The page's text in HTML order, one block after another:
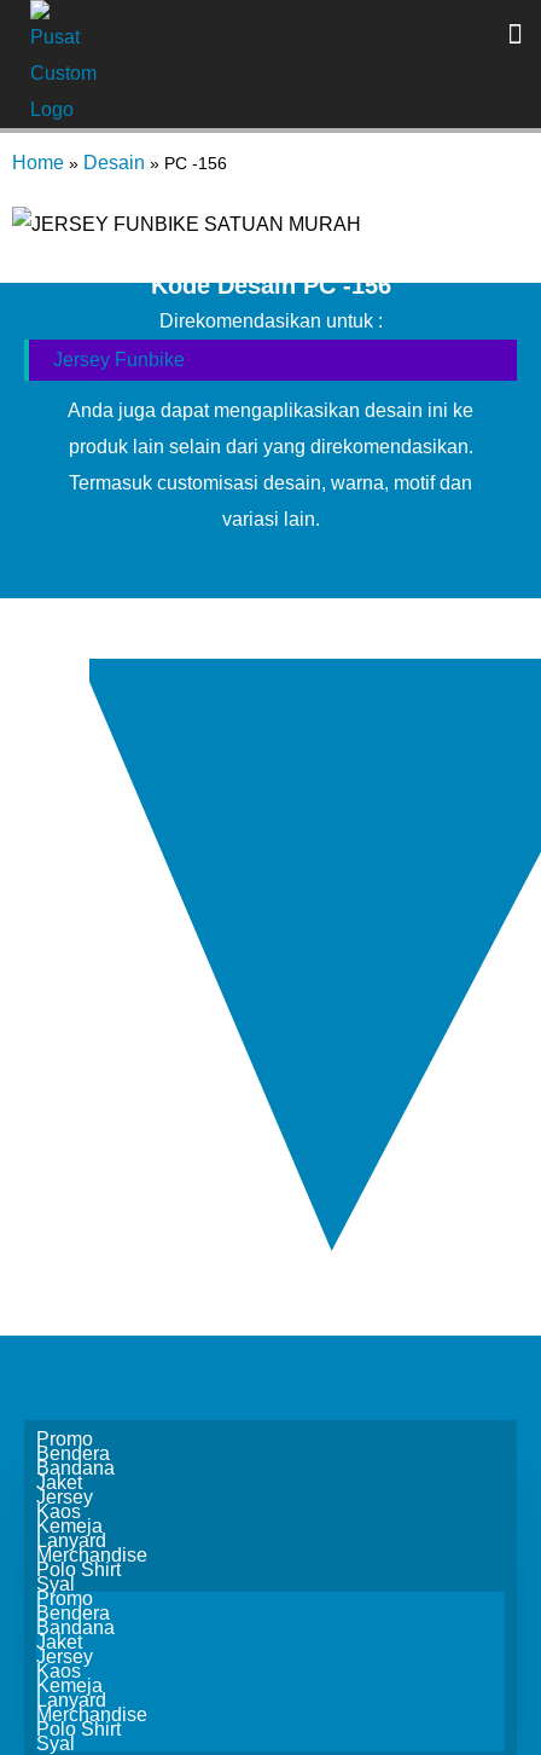
Home » Desain » PC -156
Kode Desain PC -156
Direkomendasikan untuk :
Jersey Funbike
Anda juga dapat mengaplikasikan desain ini ke
produk lain selain dari yang direkomendasikan.
Termasuk customisasi desain, warna, motif dan
variasi lain.
Promo
Bendera
Bandana
Jaket
Jersey
Kaos
Kemeja
Lanyard
Merchandise
Polo Shirt
Syal
Promo
Bendera
Bandana
Jaket
Jersey
Kaos
Kemeja
Lanyard
Merchandise
Polo Shirt
Syal